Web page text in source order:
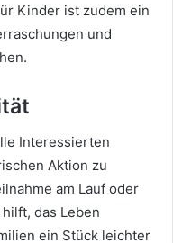
Kinder ist zudem ein
und
Interessierten
Aktion zu
am Lauf oder
das Leben
ein Stück leichter